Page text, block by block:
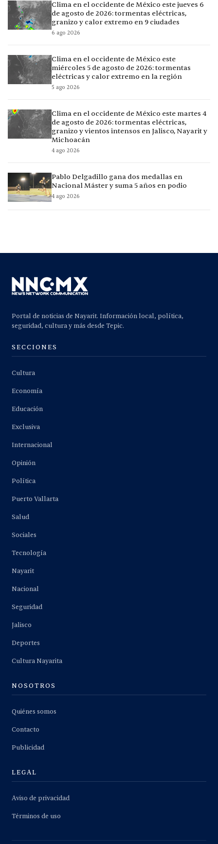
Clima en el occidente de México este jueves 6
de agosto de 2026: tormentas eléctricas,
granizo y calor extremo en 9 ciudades
6 ago 2026
Clima en el occidente de México este
miércoles 5 de agosto de 2026: tormentas
eléctricas y calor extremo en la región
5 ago 2026
Clima en el occidente de México este martes 4
de agosto de 2026: tormentas eléctricas,
granizo y vientos intensos en Jalisco, Nayarit y
Michoacán
4 ago 2026
Pablo Delgadillo gana dos medallas en
Nacional Máster y suma 5 años en podio
4 ago 2026
Portal de noticias de Nayarit. Información local, política,
seguridad, cultura y más desde Tepic.
SECCIONES
Cultura
Economía
Educación
Exclusiva
Internacional
Opinión
Política
Puerto Vallarta
Salud
Sociales
Tecnología
Nayarit
Nacional
Seguridad
Jalisco
Deportes
Cultura Nayarita
NOSOTROS
Quiénes somos
Contacto
Publicidad
LEGAL
Aviso de privacidad
Términos de uso